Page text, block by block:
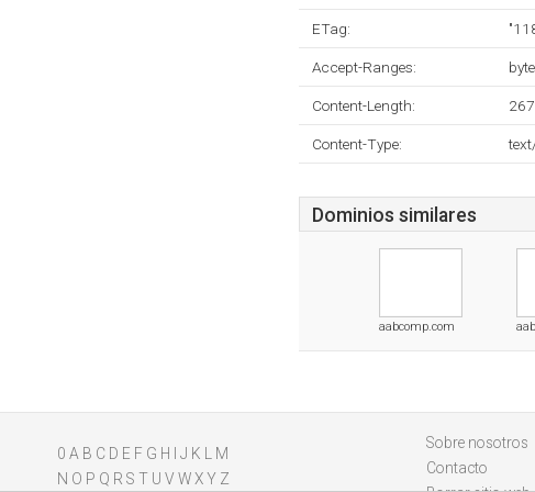
ETag:
Accept-Ranges:
Content-Length: 267
Content-Type:
Dominios similares
aabcomp.com
0 A B C D E F G H J K
M
N O P Q R S T U V WXY Z
Sobre nosotros
Contacto